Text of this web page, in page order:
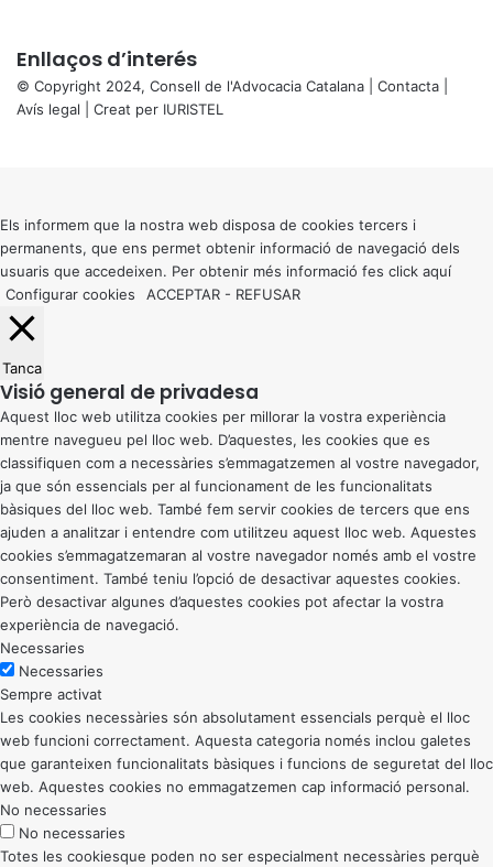
Enllaços d’interés
© Copyright 2024, Consell de l'Advocacia Catalana | Contacta
Avís legal | Creat per IURISTEL
button
Els informem que la nostra web disposa de cookies tercers i
permanents, que ens permet obtenir informació de navegació dels
usuaris que accedeixen. Per obtenir més informació fes click aquí
Configurar cookies
ACCEPTAR - REFUSAR
Tanca
Visió general de privadesa
Aquest lloc web utilitza cookies per millorar la vostra experiència
mentre navegueu pel lloc web. D’aquestes, les cookies que es
classifiquen com a necessàries s’emmagatzemen al vostre navegador,
ja que són essencials per al funcionament de les funcionalitats
bàsiques del lloc web. També fem servir cookies de tercers que ens
ajuden a analitzar i entendre com utilitzeu aquest lloc web. Aquestes
cookies s’emmagatzemaran al vostre navegador només amb el vostre
consentiment. També teniu l’opció de desactivar aquestes cookies.
Però desactivar algunes d’aquestes cookies pot afectar la vostra
experiència de navegació.
Necessaries
Necessaries
Sempre activat
Les cookies necessàries són absolutament essencials perquè el lloc
web funcioni correctament. Aquesta categoria només inclou galetes
que garanteixen funcionalitats bàsiques i funcions de seguretat del lloc
web. Aquestes cookies no emmagatzemen cap informació personal.
No necessaries
No necessaries
Totes les cookiesque poden no ser especialment necessàries perquè